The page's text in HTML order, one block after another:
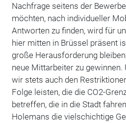
Nachfrage seitens der
möchten, nach individueller
Antworten zu finden, wird für
hier mitten in Brüssel präsent
große Herausforderung
neue Mittarbeiter zu
wir stets auch den
Folge leisten, die die CO2-
betreffen, die in die Stadt
Holemans die vielschichtige